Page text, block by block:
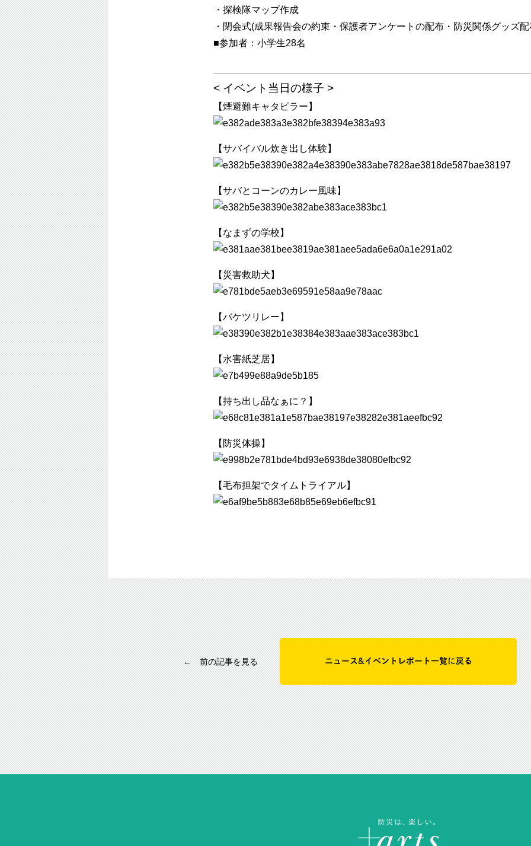
・探検隊マップ作成
・閉会式(成果報告会の約束・保護者アンケートの配布・防災関係グッズ配
■参加者：小学生28名
< イベント当日の様子 >
【煙避難キャタピラー】
【サバイバル炊き出し体験】
【サバとコーンのカレー風味】
【なまずの学校】
【災害救助犬】
【バケツリレー】
【水害紙芝居】
【持ち出し品なぁに？】
【防災体操】
【毛布担架でタイムトライアル】
ニュース&イベントレポート一覧に戻る
← 前の記事を見る